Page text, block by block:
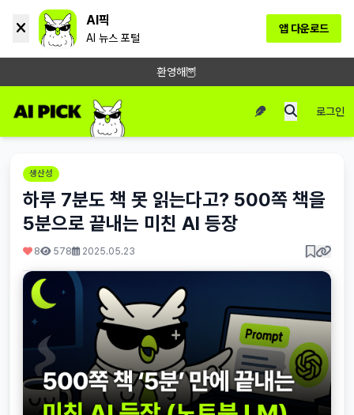
AI픽
AI 뉴스 포털
앱 다운로드
환영해🦉
로그인
생산성
하루 7분도 책 못 읽는다고? 500쪽 책을
5분으로 끝내는 미친 AI 등장
8 578 2025.05.23